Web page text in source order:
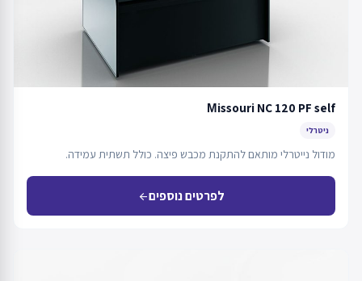
Мissouri NC 120 PF self
ניטרלי
מודול נייטרלי מותאם להתקנת מכבש פיצה. כולל תשתית עמידה.
לפרטים נוספיםarrow_back